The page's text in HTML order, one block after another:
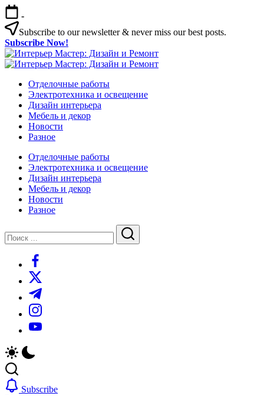
Перейти
к
содержимому
-
Subscribe to our newsletter & never miss our best posts.
Subscribe Now!
Интерьер
Мастер:
Интерьер
Дизайн
Ремонт
Интерьер
Мастер:
Дизайн
Ремонт
Отделочные работы
Электротехника и освещение
Дизайн интерьера
Мебель и декор
Новости
Разное
Отделочные работы
Электротехника и освещение
Дизайн интерьера
Мебель и декор
Новости
Разное
Поиск
Поиск
https://www.facebook.com/
https://twitter.com/
https://t.me/
https://www.instagram.com/
https://youtube.com/
Subscribe